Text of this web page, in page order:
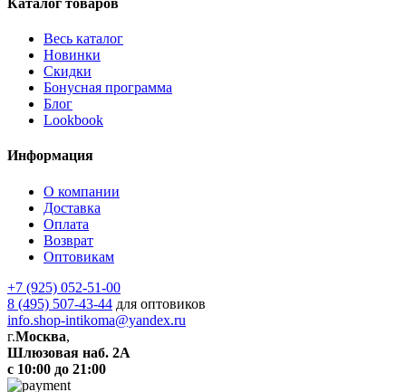
Весь каталог
Новинки
Скидки
Бонусная программа
Блог
Lookbook
Информация
О компании
Доставка
Оплата
Возврат
Оптовикам
+7 (925) 052-51-00
8 (495) 507-43-44 для оптовиков
info.shop-intikoma@yandex.ru
г.Москва,
Шлюзовая наб. 2А
с 10:00 до 21:00